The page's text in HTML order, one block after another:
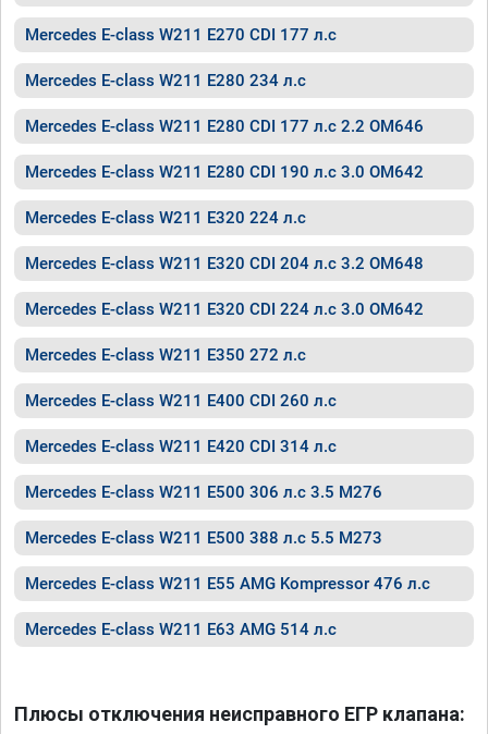
Mercedes E-class W211 E270 CDI 177 л.с
Mercedes E-class W211 E280 234 л.с
Mercedes E-class W211 E280 CDI 177 л.с 2.2 OM646
Mercedes E-class W211 E280 CDI 190 л.с 3.0 OM642
Mercedes E-class W211 E320 224 л.с
Mercedes E-class W211 E320 CDI 204 л.с 3.2 OM648
Mercedes E-class W211 E320 CDI 224 л.с 3.0 OM642
Mercedes E-class W211 E350 272 л.с
Mercedes E-class W211 E400 CDI 260 л.с
Mercedes E-class W211 E420 CDI 314 л.с
Mercedes E-class W211 E500 306 л.с 3.5 M276
Mercedes E-class W211 E500 388 л.с 5.5 M273
Mercedes E-class W211 E55 AMG Kompressor 476 л.с
Mercedes E-class W211 E63 AMG 514 л.с
Плюсы отключения неисправного ЕГР клапана: